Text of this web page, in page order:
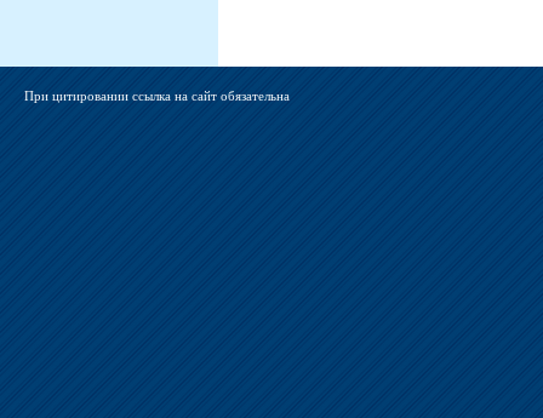
При цитировании ссылка на сайт обязательна